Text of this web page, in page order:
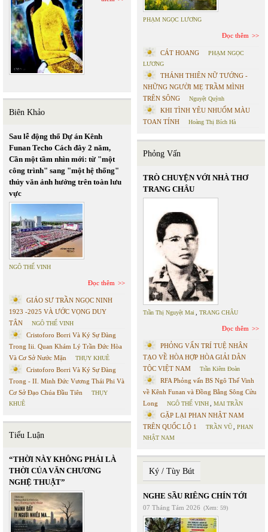
Biên Khảo
Sau lễ động thổ Dự án Kênh
Funan Techo Cách đây 2 năm,
Cần một tầm nhìn mới: từ "một
công trình" sang "một hệ thống"
thủy văn ảnh hưởng trên toàn lưu
vực
NGÔ THẾ VINH
Đọc thêm
GIÁO SƯ TRẦN NGỌC NINH
1923 -2025 VÀ ƯỚC VỌNG DUY
TÂN
NGÔ THẾ VINH
Cristoforo Borri Và Ký Sự Đàng
Trong Iii. Quan Khám Lý Trần Đức Hòa
Và Cơ Sở Nước Mặn
THỤY KHUÊ
Cristoforo Borri Và Ký Sự Đàng
Trong - II. Minh Đức Vương Thái Phi Và
Cơ Sở Đạo Chúa Đầu Tiên
THỤY
KHUÊ
Tiểu Luận
“THỜI NÀY KHÔNG PHẢI LÀ
THỜI CỦA VĂN CHƯƠNG
NGHỆ THUẬT”
PHẠM NGỌC LƯƠNG
Đọc thêm
CÁT HOANG
PHẠM NGỌC
LƯƠNG
THÁNH THIÊN NỮ TƯỚNG -
NHỮNG NGƯỜI MẸ TRẦM MÌNH
TRÊN SÔNG
Nguyệt Quỳnh
KHI TÌNH YÊU NHUỐM MÀU
TOAN TÍNH
Hoàng Thị Bích Hà
Phỏng Vấn
TRÒ CHUYỆN VỚI NHÀ THƠ
TRANG CHÂU
Trần Thị Nguyệt Mai TRANG CHÂU
Đọc thêm
PHỎNG VẤN TRÍ TUỆ NHÂN
TẠO VỀ HÒA HỢP HÒA GIẢI DÂN
TỘC VIỆT NAM
Trần Kiêm Đoàn
RFA Phỏng vấn BS Ngô Thế Vinh
về Kênh Funan và Đồng Bằng Sông Cửu
Long
NGÔ THẾ VINH MAI TRẦN
GẶP LẠI PHAN NHẬT NAM
TRÊN QUỐC LỘ 1
TRẦN VŨ
PHAN
NHẬT NAM
Ký / Tùy Bút
NGHE SẦU RIÊNG CHÍN TỚI
07 Tháng Tám 2026 (Xem: 59)